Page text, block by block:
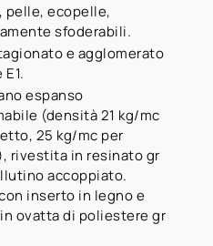
pelle, ecopelle,
sfoderabili.
e agglomerato
espanso
(densità 21 kg/mc
25 kg/mc per
rivestita in resinato gr
accoppiato.
inserto in legno e
ovatta di poliestere gr